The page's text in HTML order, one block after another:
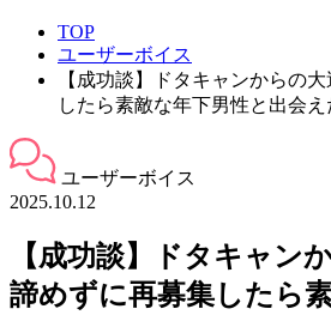
TOP
ユーザーボイス
【成功談】ドタキャンからの
したら素敵な年下男性と出会え
ユーザーボイス
2025.10.12
【成功談】ドタキャン
諦めずに再募集したら